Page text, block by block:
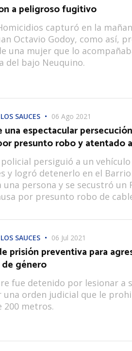
a peligroso fugitivo
capturó en la
Octavio Godoy, como así,
una mujer que lo
del bajo Neuquino.
SAUCES 06 Ago 2021
una espectacular
presunto robo y atentado
persiguió a un
y logró detenerlo en el Barrio
una persona y se secustró un
por presunto robo de
SAUCES 06 Jul 2021
prisión preventiva para
género
fue detenido por lesionar a
orden judicial que le
200 metros.